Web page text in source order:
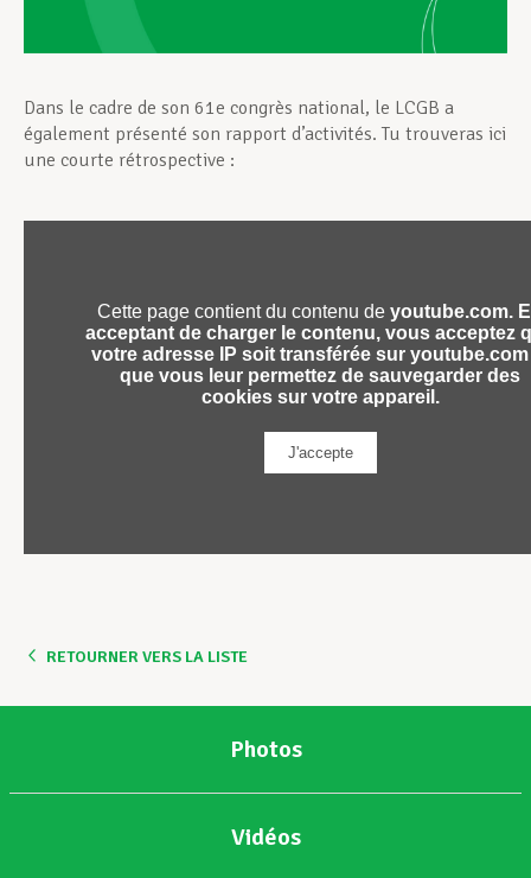
Dans le cadre de son 61e congrès national, le LCGB a
également présenté son rapport d’activités. Tu trouveras ici
une courte rétrospective :
RETOURNER VERS LA LISTE
Photos
Vidéos